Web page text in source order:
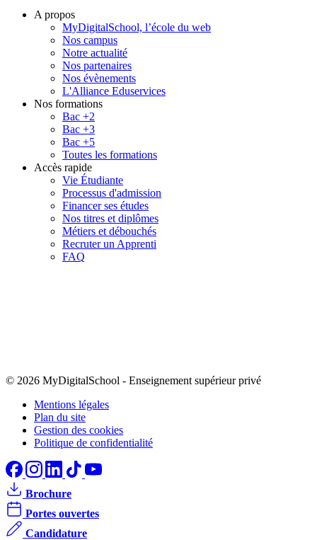
A propos
MyDigitalSchool, l’école du web
Nos campus
Notre actualité
Nos partenaires
Nos évènements
L'Alliance Eduservices
Nos formations
Bac +2
Bac +3
Bac +5
Toutes les formations
Accès rapide
Vie Étudiante
Processus d'admission
Financer ses études
Nos titres et diplômes
Métiers et débouchés
Recruter un Apprenti
FAQ
© 2026 MyDigitalSchool - Enseignement supérieur privé
Mentions légales
Plan du site
Gestion des cookies
Politique de confidentialité
Brochure
Portes ouvertes
Candidature